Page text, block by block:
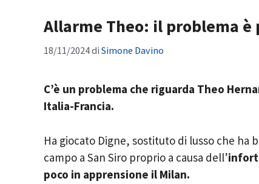
Allarme Theo: il problema
18/11/2024di Simone Davino
C’è un problema che riguarda Theo
Italia-Francia.
Ha giocato Digne, sostituto di lusso che ha
campo a San Siro proprio a causa dell’
poco in apprensione il Milan.